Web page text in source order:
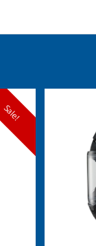
Sale!